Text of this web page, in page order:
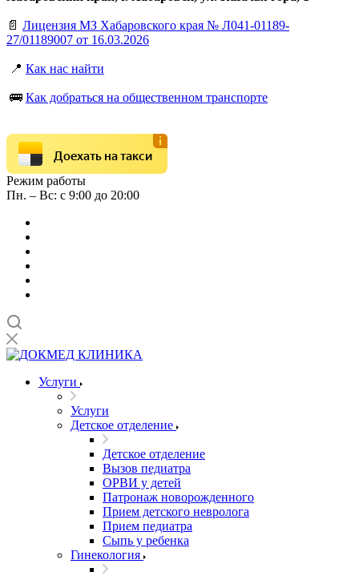
📄 Лицензия МЗ Хабаровского края № Л041-01189-
27/01189007 от 16.03.2026
📍 Как нас найти
🚌 Как добраться на общественном транспорте
Доехать на такси
Режим работы
Пн. – Вс: с 9:00 до 20:00
Услуги
Услуги
Детское отделение
Детское отделение
Вызов педиатра
ОРВИ у детей
Патронаж новорожденного
Прием детского невролога
Прием педиатра
Сыпь у ребенка
Гинекология